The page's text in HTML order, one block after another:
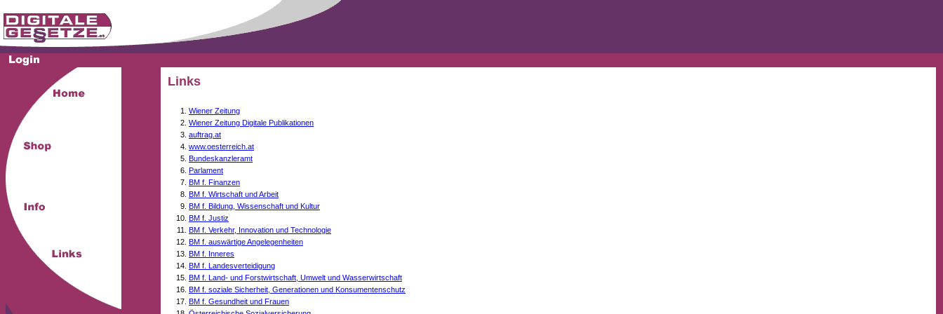
Links
Wiener Zeitung
Wiener Zeitung Digitale Publikationen
auftrag.at
www.oesterreich.at
Bundeskanzleramt
Parlament
BM f. Finanzen
BM f. Wirtschaft und Arbeit
BM f. Bildung, Wissenschaft und Kultur
BM f. Justiz
BM f. Verkehr, Innovation und Technologie
BM f. auswärtige Angelegenheiten
BM f. Inneres
BM f. Landesverteidigung
BM f. Land- und Forstwirtschaft, Umwelt und Wasserwirtschaft
BM f. soziale Sicherheit, Generationen und Konsumentenschutz
BM f. Gesundheit und Frauen